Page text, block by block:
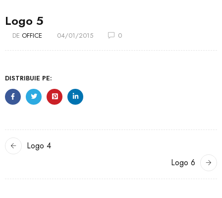
Logo 5
DE OFFICE 04/01/2015 0
DISTRIBUIE PE:
Logo 4
Logo 6